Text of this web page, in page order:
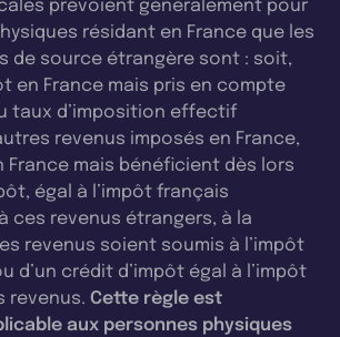
prévoient généralement pour
résidant en France que les
de source étrangère sont : soit,
en France mais pris en compte
taux d’imposition effectif
revenus imposés en France,
France mais bénéficient dès lors
égal à l’impôt français
ces revenus étrangers, à la
revenus soient soumis à l’impôt
d’un crédit d’impôt égal à l’impôt
revenus. Cette règle est
aux personnes physiques